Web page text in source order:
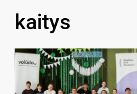
kaitys